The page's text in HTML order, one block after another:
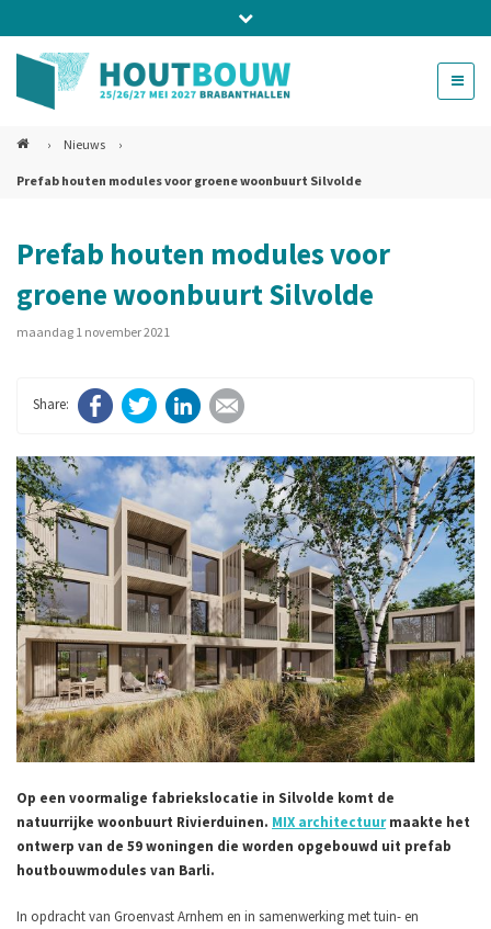
Bel ons voor info 0294 - 74 50 70
beurs@54events.nl
› Nieuws ›
Prefab houten modules voor groene woonbuurt Silvolde
Prefab houten modules voor
groene woonbuurt Silvolde
maandag 1 november 2021
FacebookTwitter LinkedIn
Op een voormalige fabriekslocatie in Silvolde komt de
natuurrijke woonbuurt Rivierduinen. MIX architectuurmaakte het
ontwerp van de 59 woningen die worden opgebouwd uit prefab
houtbouwmodules van Barli.
In opdracht van Groenvast Arnhem en in samenwerking met tuin- en